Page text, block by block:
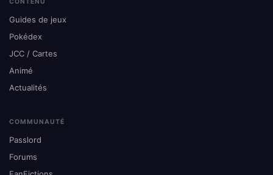
Guides de jeux
Pokédex
JCC / Cartes
Animé
Actualités
COMMUNAUTÉ
Passlord
Forums